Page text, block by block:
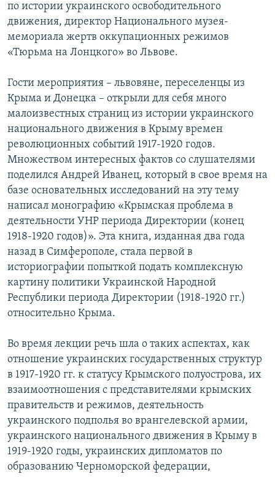
по истории украинского освободительного
движения, директор Национального музея-
мемориала жертв оккупационных режимов
«Тюрьма на Лонцкого» во Львове.
Гости мероприятия – львовяне, переселенцы из
Крыма и Донецка – открыли для себя много
малоизвестных страниц из истории украинского
национального движения в Крыму времен
революционных событий 1917-1920 годов.
Множеством интересных фактов со слушателями
поделился Андрей Иванец, который в свое время на
базе основательных исследований на эту тему
написал монографию «Крымская проблема в
деятельности УНР периода Директории (конец
1918-1920 годов)». Эта книга, изданная два года
назад в Симферополе, стала первой в
историографии попыткой подать комплексную
картину политики Украинской Народной
Республики периода Директории (1918-1920 гг.)
относительно Крыма.
Во время лекции речь шла о таких аспектах, как
отношение украинских государственных структур
в 1917-1920 гг. к статусу Крымского полуострова, их
взаимоотношения с представителями крымских
правительств и режимов, деятельность
украинского подполья во врангелевской армии,
украинского национального движения в Крыму в
1919-1920 годы, украинских дипломатов по
образованию Черноморской федерации,